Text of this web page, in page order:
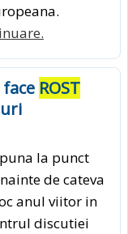
ROST
la punct
de cateva
anul viitor in
discutiei